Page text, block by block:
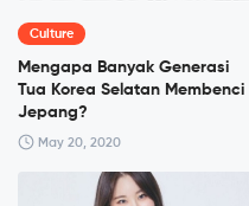
Culture
Mengapa Banyak Generasi
Tua Korea Selatan Membenci
Jepang?
May 20, 2020